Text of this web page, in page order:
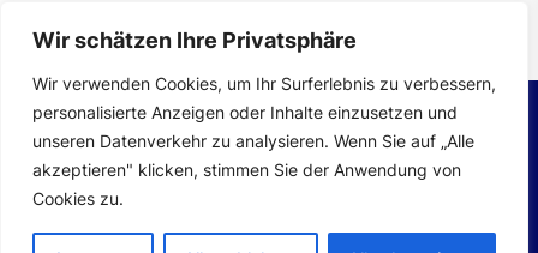
Wir schätzen Ihre Privatsphäre
Wir verwenden Cookies, um Ihr Surferlebnis zu verbessern,
personalisierte Anzeigen oder Inhalte einzusetzen und
unseren Datenverkehr zu analysieren. Wenn Sie auf „Alle
akzeptieren" klicken, stimmen Sie der Anwendung von
Cookies zu.
Copyright © 2026wohntrends.All rights reserved.
Theme: Mahalo By